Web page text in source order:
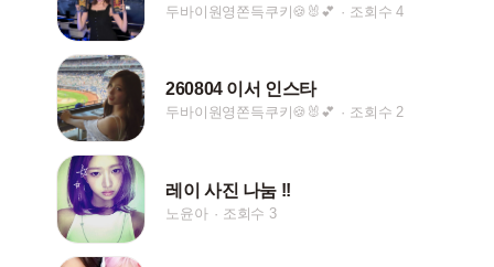
두바이원영쫀득쿠키🍪🐰💕 조회수 4
260804 이서 인스타
두바이원영쫀득쿠키🍪🐰💕 조회수 2
레이 사진 나눔 !!
노윤아 조회수 3